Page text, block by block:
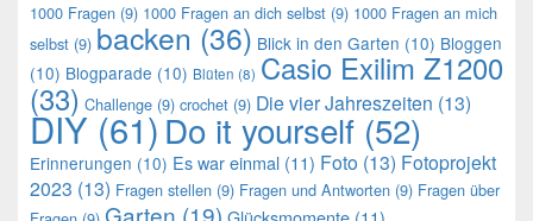
1000 Fragen (9) 1000 Fragen an dich selbst (9) 1000 Fragen an mich
selbst (9) backen (36) Blick in den Garten (10) Bloggen
(10) Blogparade (10) Blüten (8) Casio Exilim Z1200
(33) Challenge (9) crochet (9) Die vier Jahreszeiten (13)
DIY (61)Do it yourself (52)
Erinnerungen (10) Es war einmal (11) Foto (13) Fotoprojekt
2023 (13) Fragen stellen (9) Fragen und Antworten (9) Fragen über